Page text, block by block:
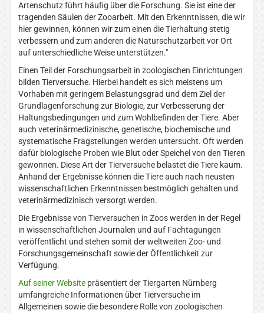
Artenschutz führt häufig über die Forschung. Sie ist eine der
tragenden Säulen der Zooarbeit. Mit den Erkenntnissen, die wir
hier gewinnen, können wir zum einen die Tierhaltung stetig
verbessern und zum anderen die Naturschutzarbeit vor Ort
auf unterschiedliche Weise unterstützen."
Einen Teil der Forschungsarbeit in zoologischen Einrichtungen
bilden Tierversuche. Hierbei handelt es sich meistens um
Vorhaben mit geringem Belastungsgrad und dem Ziel der
Grundlagenforschung zur Biologie, zur Verbesserung der
Haltungsbedingungen und zum Wohlbefinden der Tiere. Aber
auch veterinärmedizinische, genetische, biochemische und
systematische Fragstellungen werden untersucht. Oft werden
dafür biologische Proben wie Blut oder Speichel von den Tieren
gewonnen. Diese Art der Tierversuche belastet die Tiere kaum.
Anhand der Ergebnisse können die Tiere auch nach neusten
wissenschaftlichen Erkenntnissen bestmöglich gehalten und
veterinärmedizinisch versorgt werden.
Die Ergebnisse von Tierversuchen in Zoos werden in der Regel
in wissenschaftlichen Journalen und auf Fachtagungen
veröffentlicht und stehen somit der weltweiten Zoo- und
Forschungsgemeinschaft sowie der Öffentlichkeit zur
Verfügung.
Auf seiner Websitepräsentiert der Tiergarten Nürnberg
umfangreiche Informationen über Tierversuche im
Allgemeinen sowie die besondere Rolle von zoologischen